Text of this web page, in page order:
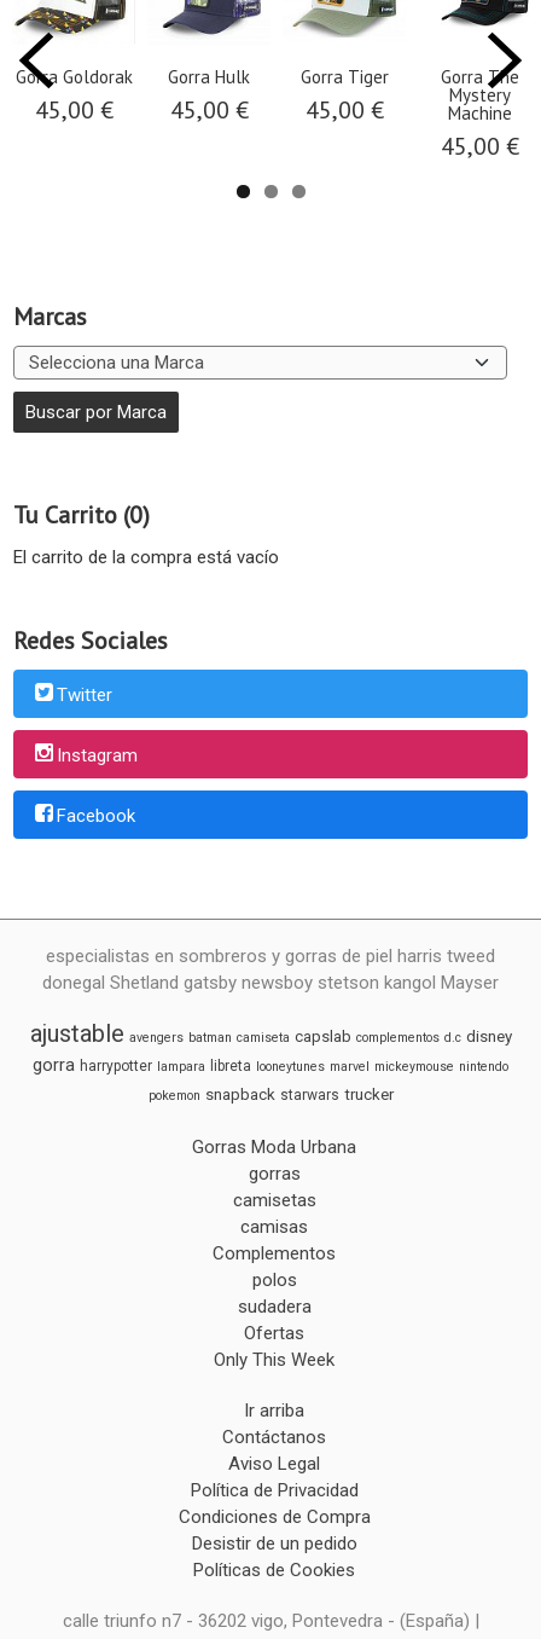
Marcas
Tu Carrito (0)
El carrito de la compra está vacío
Redes Sociales
Twitter
Instagram
Facebook
Gorra Goldorak
45,00 €
Gorra Hulk
45,00 €
Gorra Tiger
45,00 €
Gorra The
Mystery
Machine
45,00 €
especialistas en sombreros y gorras de piel harris tweed
donegal Shetland gatsby newsboy stetson kangol Mayser
ajustable avengers batman camiseta capslab complementos d.c disney
gorra harrypotter lampara libreta looneytunes marvel mickeymouse nintendo
pokemon snapback starwars trucker
Gorras Moda Urbana
gorras
camisetas
camisas
Complementos
polos
sudadera
Ofertas
Only This Week
Ir arriba
Contáctanos
Aviso Legal
Política de Privacidad
Condiciones de Compra
Desistir de un pedido
Políticas de Cookies
calle triunfo n7 - 36202 vigo, Pontevedra - (España) |